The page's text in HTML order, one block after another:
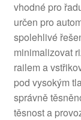
vhodné pro
určen pro
spolehlivé
minimalizovat
railem a
pod vysokým
správně
těsnost a